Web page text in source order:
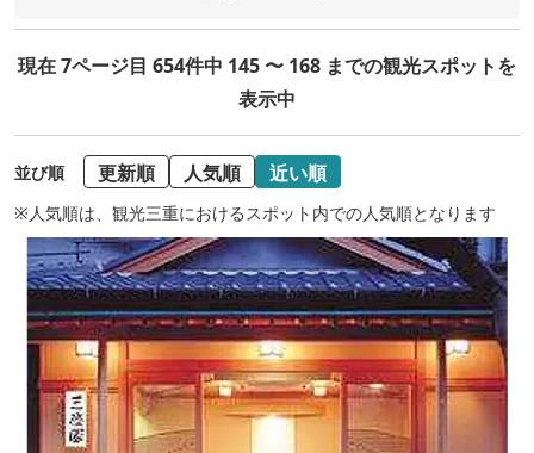
現在 7ページ目 654件中 145 〜 168 までの観光スポットを
表示中
並び順 更新順 人気順 近い順
※人気順は、観光三重におけるスポット内での人気順となります